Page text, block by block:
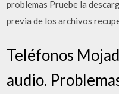
problemas Pruebe la
previa de los archivos
Teléfonos
audio.